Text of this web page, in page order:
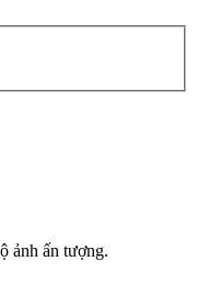
ảnh ấn tượng.